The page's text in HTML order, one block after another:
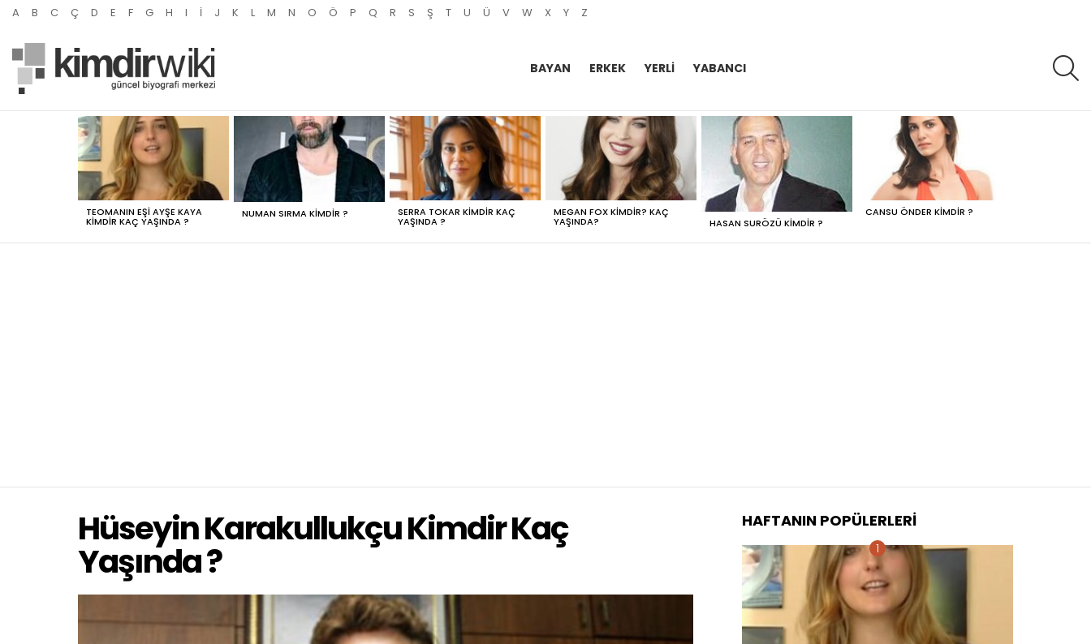
A B C Ç D E F G H I İ J K L M N O Ö P Q R S Ş T U Ü V W X Y Z
BAYAN ERKEK YERLI YABANCI
MOST
VIEWED
STORIES
TEOMANIN EŞI AYŞE KAYA
KIMDIR KAÇ YAŞINDA ?
NUMAN SIRMA KIMDIR ? SERRA TOKAR KIMDIR KAÇ
YAŞINDA ?
MEGAN FOX KIMDIR? KAÇ
YAŞINDA? HASAN SURÖZÜ KIMDIR ?
CANSU ÖNDER KIMDIR ?
Hüseyin Karakullukçu Kimdir Kaç
Yaşında ?
HAFTANIN POPÜLERLERI